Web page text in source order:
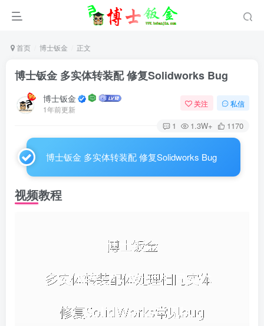
首页 博士钣金 正文
博士钣金 多实体转装配 修复Solidworks Bug
博士钣金
1年前更新
关注 私信
1 1.3W+ 1170
博士钣金 多实体转装配 修复Solidworks Bug
视频教程